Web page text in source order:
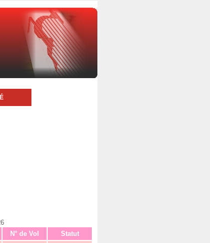
N° de Vol Statut